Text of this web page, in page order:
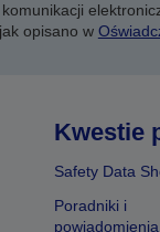
opisano w
Kwestie
Safety Data
Poradniki i